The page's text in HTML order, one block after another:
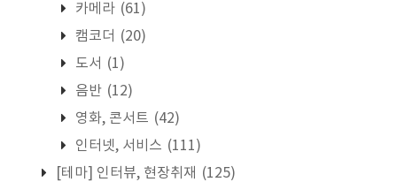
카메라 (61)
캠코더 (20)
도서 (1)
음반 (12)
영화, 콘서트 (42)
인터넷, 서비스 (111)
[테마] 인터뷰, 현장취재 (125)